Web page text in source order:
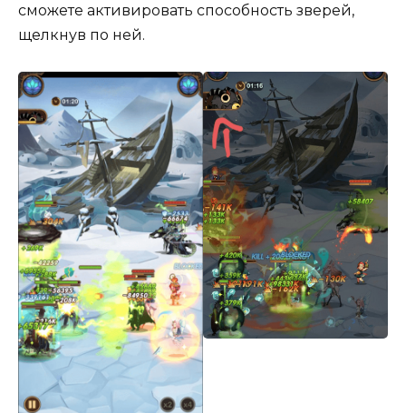
сможете активировать способность зверей,
щелкнув по ней.